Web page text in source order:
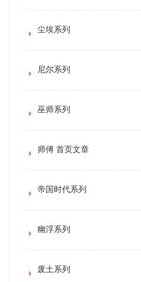
尘埃系列
尼尔系列
巫师系列
师傅 首页文章
帝国时代系列
幽浮系列
废土系列